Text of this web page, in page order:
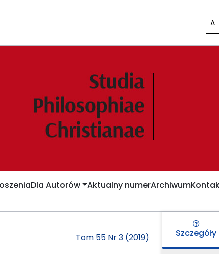
A
Dla Autorów Aktualny numerArchiwum
Tom 55 Nr 3 (2019) Szczegóły